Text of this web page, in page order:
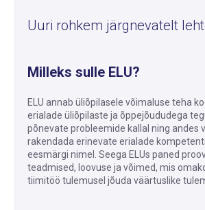
Uuri rohkem järgnevatelt
Milleks sulle ELU?
ELU annab üliõpilasele võimaluse teha
erialade üliõpilaste ja õppejõududega
põnevate probleemide kallal ning andes
rakendada erinevate erialade
eesmärgi nimel. Seega ELUs paned
teadmised, loovuse ja võimed, mis
tiimitöö tulemusel jõuda väärtuslike